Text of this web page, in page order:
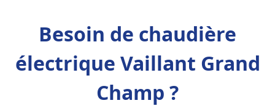
Besoin de chaudière
électrique Vaillant Grand
Champ ?